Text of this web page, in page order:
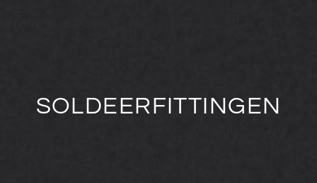
SOLDEERFITTINGEN